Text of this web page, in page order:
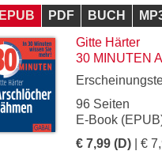
EPUB PDF BUCH
Gitte Härter
30 MINUTEN
96 Seiten
E-Book
€ 7,99 (D) | €